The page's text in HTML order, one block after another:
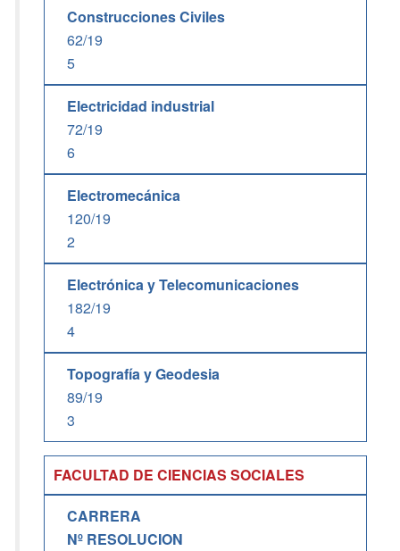
Construcciones Civiles
62/19
5
Electricidad industrial
72/19
6
Electromecánica
120/19
2
Electrónica y Telecomunicaciones
182/19
4
Topografía y Geodesia
89/19
3
FACULTAD DE CIENCIAS SOCIALES
CARRERA
Nº RESOLUCION